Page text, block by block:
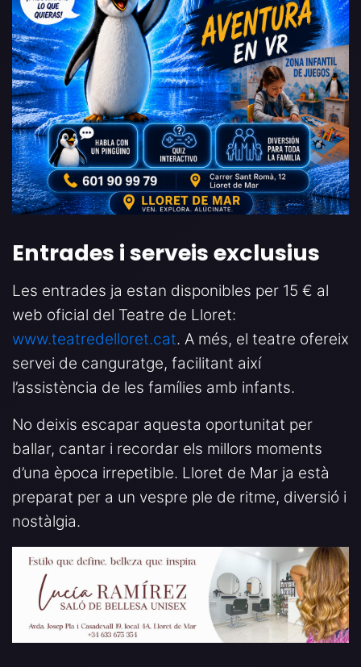
Entrades i serveis exclusius
Les entrades ja estan disponibles per 15 € al
web oficial del Teatre de Lloret:
www.teatredelloret.cat. A més, el teatre ofereix
servei de canguratge, facilitant així
l’assistència de les famílies amb infants.
No deixis escapar aquesta oportunitat per
ballar, cantar i recordar els millors moments
d’una època irrepetible. Lloret de Mar ja està
preparat per a un vespre ple de ritme, diversió i
nostàlgia.